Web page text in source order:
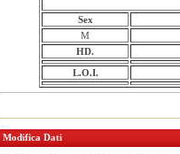
Sex
M
HD.
L.O.I.
Modifica Dati